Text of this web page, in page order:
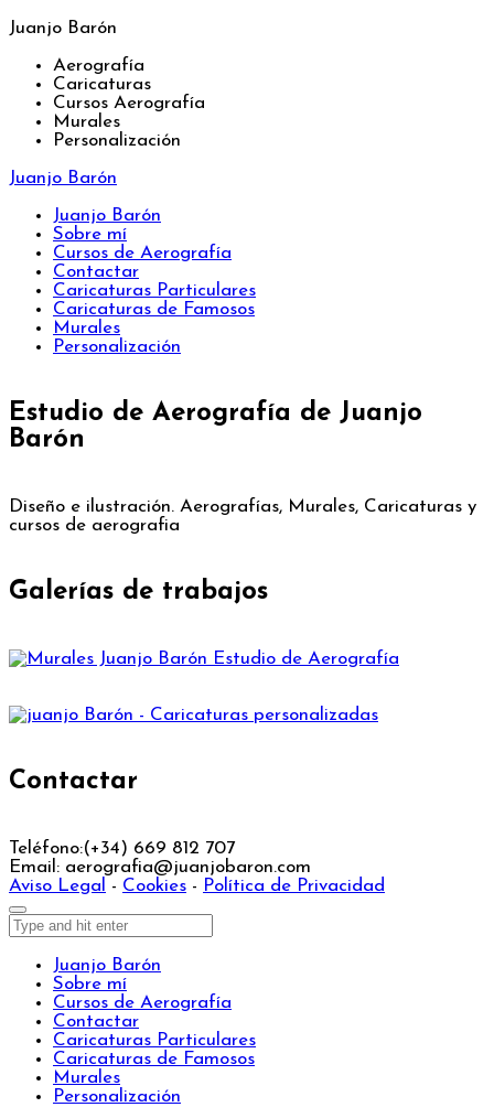
Juanjo Barón
Aerografía
Caricaturas
Cursos Aerografía
Murales
Personalización
Juanjo Barón
Juanjo Barón
Sobre mí
Cursos de Aerografía
Contactar
Caricaturas Particulares
Caricaturas de Famosos
Murales
Personalización
Estudio de Aerografía de Juanjo
Barón
Diseño e ilustración. Aerografías, Murales, Caricaturas y
cursos de aerografia
Galerías de trabajos
Contactar
Teléfono:(+34) 669 812 707
Email: aerografia@juanjobaron.com
Aviso Legal - Cookies - Política de Privacidad
Juanjo Barón
Sobre mí
Cursos de Aerografía
Contactar
Caricaturas Particulares
Caricaturas de Famosos
Murales
Personalización